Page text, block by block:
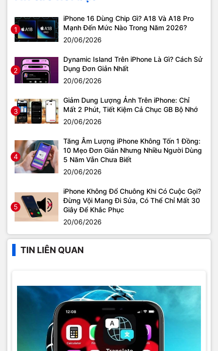
1
iPhone 16 Dùng Chip Gì? A18 Và A18 Pro
Mạnh Đến Mức Nào Trong Năm 2026?
20/06/2026
2
Dynamic Island Trên iPhone Là Gì? Cách Sử
Dụng Đơn Giản Nhất
20/06/2026
3
Giảm Dung Lượng Ảnh Trên iPhone: Chỉ
Mất 2 Phút, Tiết Kiệm Cả Chục GB Bộ Nhớ
20/06/2026
4
Tăng Âm Lượng iPhone Không Tốn 1 Đồng:
10 Mẹo Đơn Giản Nhưng Nhiều Người Dùng
5 Năm Vẫn Chưa Biết
20/06/2026
5
iPhone Không Đổ Chuông Khi Có Cuộc Gọi?
Đừng Vội Mang Đi Sửa, Có Thể Chỉ Mất 30
Giây Để Khắc Phục
20/06/2026
TIN LIÊN QUAN